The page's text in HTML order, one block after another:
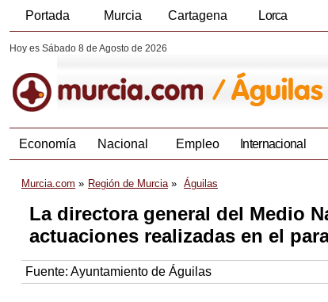
Portada Murcia Cartagena Lorca
Hoy es Sábado 8 de Agosto de 2026
Economía Nacional Empleo Internacional
Murcia.com Región de Murcia Águilas
La directora general del Medio
actuaciones realizadas en el
Fuente: Ayuntamiento de Águilas